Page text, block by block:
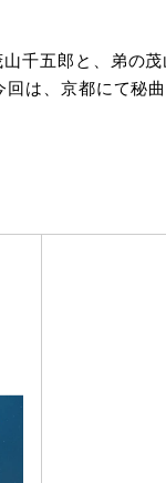
千五郎と、弟の
は、京都にて秘